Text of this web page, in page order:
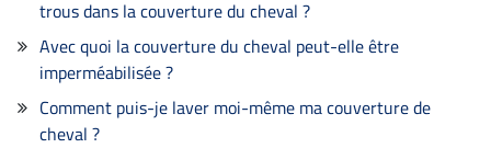
trous dans la couverture du cheval ?
Avec quoi la couverture du cheval peut-elle être
imperméabilisée ?
Comment puis-je laver moi-même ma couverture de
cheval ?